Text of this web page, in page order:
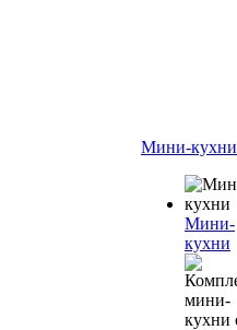
Мини-кухни
Мини-
кухни